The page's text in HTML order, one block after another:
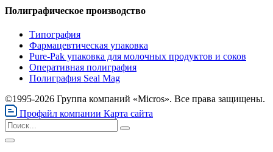
Полиграфическое производство
Типография
Фармацевтическая упаковка
Pure-Pak упаковка для молочных продуктов и соков
Оперативная полиграфия
Полиграфия Seal Mag
©1995-2026 Группа компаний «Micros». Все права защищены.
Профайл компании Карта сайта